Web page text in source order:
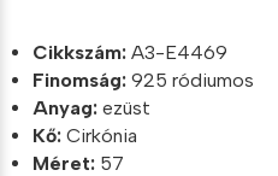
Cikkszám: A3-E4469
Finomság: 925 ródiumos
Anyag: ezüst
Kő: Cirkónia
Méret: 57